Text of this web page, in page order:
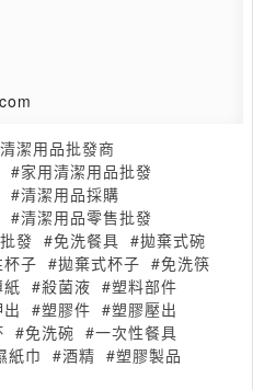
潔用品批發商
#家用清潔用品批發
#清潔用品採購
#清潔用品零售批發
發 #免洗餐具 #拋棄式碗
子 #拋棄式杯子 #免洗筷
#殺菌液 #塑料部件
#塑膠件 #塑膠壓出
#免洗碗 #一次性餐具
紙巾 #酒精 #塑膠製品